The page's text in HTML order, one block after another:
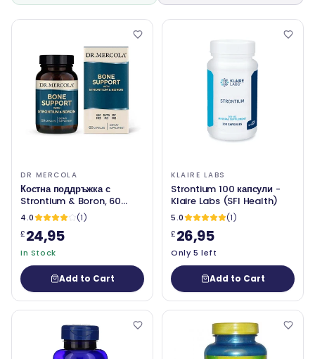
DR MERCOLA
Костна поддръжка с
Strontium & Boron, 60
капсули - Dr Mercola
4.0
(1)
£24,95
In Stock
Add to Cart
KLAIRE LABS
Strontium 100 капсули -
Klaire Labs (SFI Health)
5.0
(1)
£26,95
Only 5 left
Add to Cart